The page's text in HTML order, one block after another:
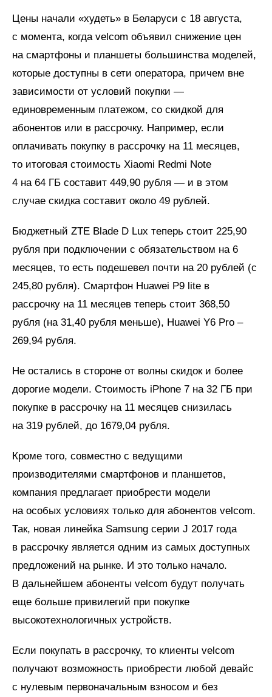
Цены начали «худеть» в Беларуси с 18 августа,
с момента, когда velcom объявил снижение цен
на смартфоны и планшеты большинства моделей,
которые доступны в сети оператора, причем вне
зависимости от условий покупки —
единовременным платежом, со скидкой для
абонентов или в рассрочку. Например, если
оплачивать покупку в рассрочку на 11 месяцев,
то итоговая стоимость Xiaomi Redmi Note
4 на 64 ГБ составит 449,90 рубля — и в этом
случае скидка составит около 49 рублей.
Бюджетный ZTE Blade D Lux теперь стоит 225,90
рубля при подключении с обязательством на 6
месяцев, то есть подешевел почти на 20 рублей (с
245,80 рубля). Смартфон Huawei P9 lite в
рассрочку на 11 месяцев теперь стоит 368,50
рубля (на 31,40 рубля меньше), Huawei Y6 Pro –
269,94 рубля.
Не остались в стороне от волны скидок и более
дорогие модели. Стоимость iPhone 7 на 32 ГБ при
покупке в рассрочку на 11 месяцев снизилась
на 319 рублей, до 1679,04 рубля.
Кроме того, совместно с ведущими
производителями смартфонов и планшетов,
компания предлагает приобрести модели
на особых условиях только для абонентов velcom.
Так, новая линейка Samsung серии J 2017 года
в рассрочку является одним из самых доступных
предложений на рынке. И это только начало.
В дальнейшем абоненты velcom будут получать
еще больше привилегий при покупке
высокотехнологичных устройств.
Если покупать в рассрочку, то клиенты velcom
получают возможность приобрести любой девайс
с нулевым первоначальным взносом и без